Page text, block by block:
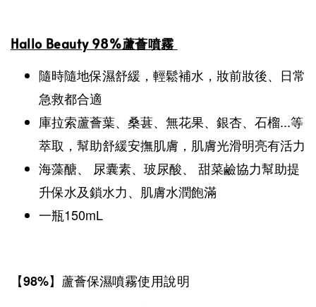
Hallo Beauty 98%蘆薈噴霧
隨時隨地保濕舒緩，輕鬆補水，妝前妝後、日常
急救都合適
庫拉索蘆薈葉、桑葚、無花果、銀杏、石榴...等
萃取，幫助舒緩安撫肌膚，肌膚光滑明亮有活力
海藻醣、 尿囊素、玻尿酸、
甜菜鹼協力幫助提
升保水及鎖水力、肌膚水潤飽滿
一瓶150mL
【98%】 蘆薈保濕噴霧使用說明